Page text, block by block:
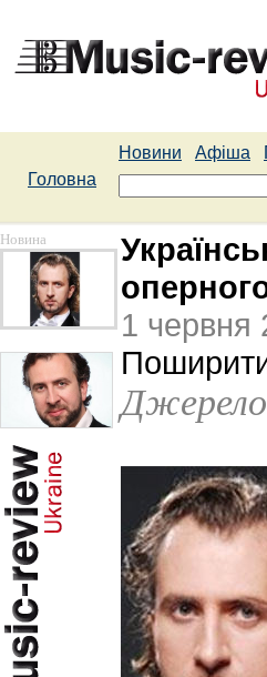
Новини Афіша
Головна
Новина
1 червня